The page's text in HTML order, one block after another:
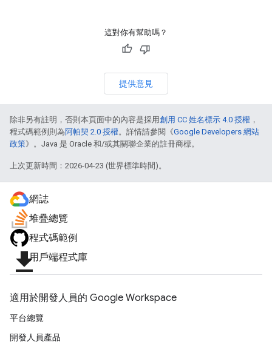
這對你有幫助嗎？
提供意見
除非另有註明，否則本頁面中的內容是採用創用 CC 姓名標示 4.0 授權 ，
程式碼範例則為阿帕契 2.0 授權。詳情請參閱《Google Developers 網站
政策》。Java 是 Oracle 和/或其關聯企業的註冊商標。
上次更新時間：2026-04-23 (世界標準時間)。
網誌
堆疊總覽
程式碼範例
file_download用戶端程式庫
適用於開發人員的 Google Workspace
平台總覽
開發人員產品